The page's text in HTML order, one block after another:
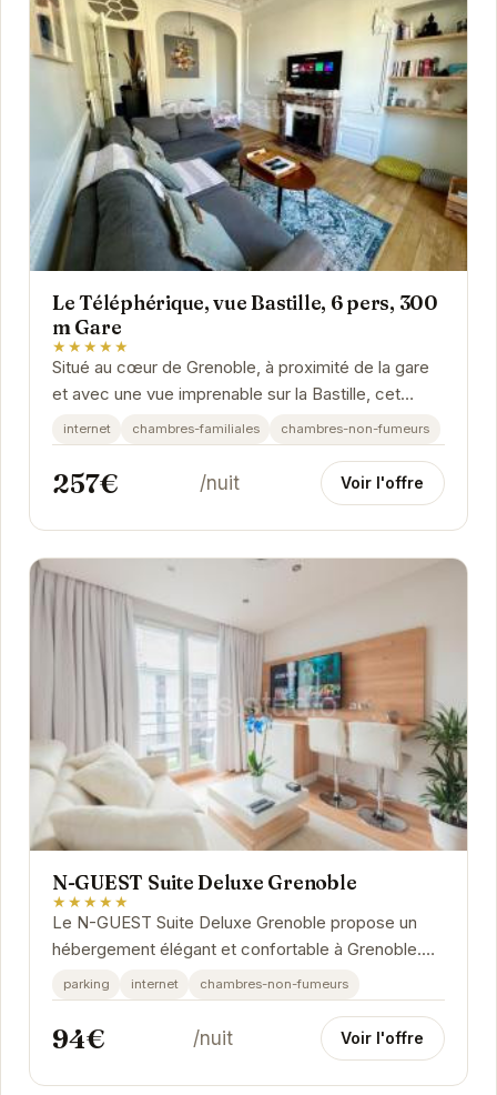
Le Téléphérique, vue Bastille, 6 pers, 300
m Gare
★★★★★
Situé au cœur de Grenoble, à proximité de la gare
et avec une vue imprenable sur la Bastille, cet
appartement offre un cadre idéal pour explorer...
internet chambres-familiales chambres-non-fumeurs
257€ /nuit Voir l'offre
N-GUEST Suite Deluxe Grenoble
★★★★★
Le N-GUEST Suite Deluxe Grenoble propose un
hébergement élégant et confortable à Grenoble.
Idéalement situé, il permet un accès facile aux...
parking internet chambres-non-fumeurs
94€ /nuit Voir l'offre